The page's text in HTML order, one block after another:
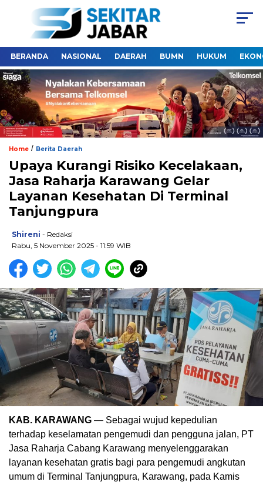
BERANDA NASIONAL DAERAH BUMN HUKUM
Home / Berita Daerah
Upaya Kurangi Risiko Kecelakaan,
Jasa Raharja Karawang Gelar
Layanan Kesehatan Di Terminal
Tanjungpura
Shireni - Redaksi
Rabu, 5 November 2025 - 11:59 WIB
KAB. KARAWANG — Sebagai wujud kepedulian
terhadap keselamatan pengemudi dan pengguna jalan, PT
Jasa Raharja Cabang Karawang menyelenggarakan
layanan kesehatan gratis bagi para pengemudi angkutan
umum di Terminal Tanjungpura, Karawang, pada Kamis